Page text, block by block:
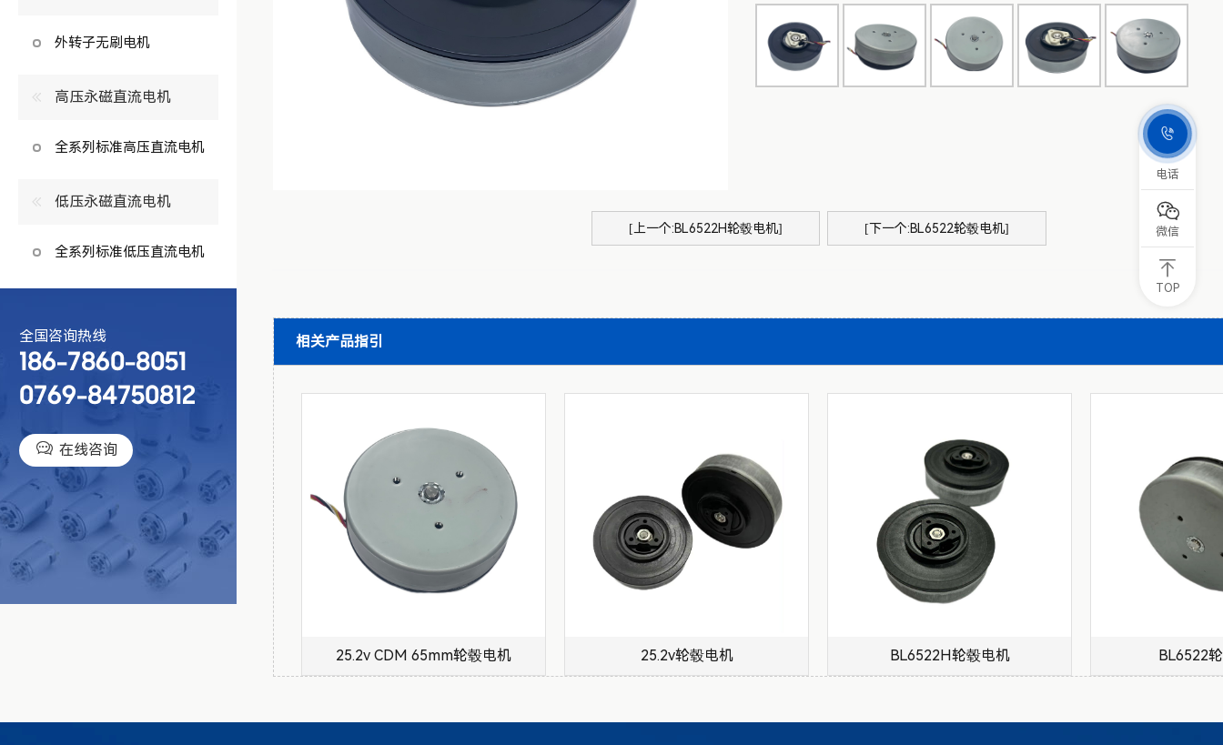
外转子无刷电机
高压永磁直流电机
全系列标准高压直流电机
低压永磁直流电机
全系列标准低压直流电机
全国咨询热线
186-7860-8051
0769-84750812
 在线咨询
[上一个:BL6522H轮毂电机] [下一个:BL6522轮毂电机]
相关产品指引
25.2v CDM 65mm轮毂电机 25.2v轮毂电机 BL6522H轮毂电机 BL6522

电话

微信
TOP